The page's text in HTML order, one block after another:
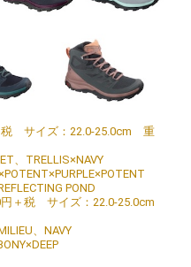
税 サイズ：22.0-25.0cm 重
、TRELLIS×NAVY
POND
円＋税 サイズ：22.0-25.0cm
、NAVY